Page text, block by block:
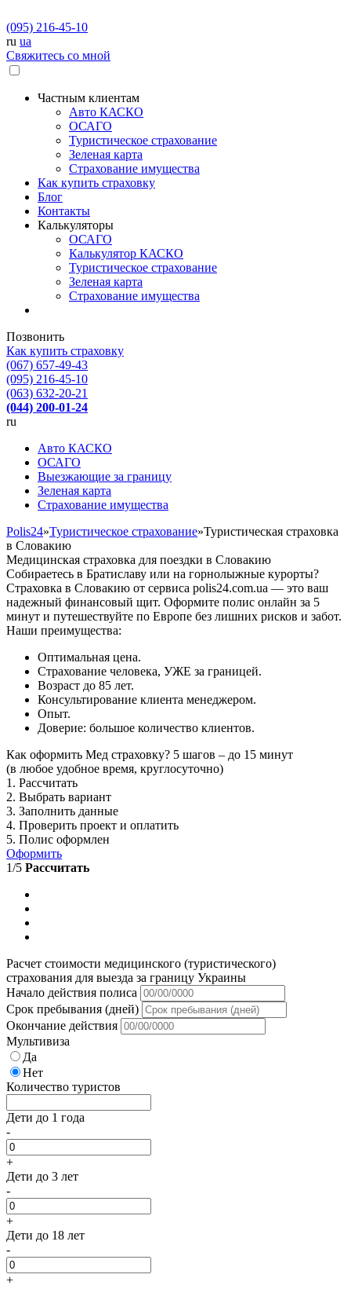
(095) 216-45-10
ru ua
Свяжитесь со мной
Частным клиентам
Авто КАСКО
OСАГО
Туристическое страхование
Зеленая карта
Страхование имущества
Как купить страховку
Блог
Контакты
Калькуляторы
OСАГО
Калькулятор КАСКО
Туристическое страхование
Зеленая карта
Страхование имущества
Позвонить
Как купить страховку
(067) 657-49-43
(095) 216-45-10
(063) 632-20-21
(044) 200-01-24
ru
Авто КАСКО
OСАГО
Выезжающие за границу
Зеленая карта
Страхование имущества
Polis24»Туристическое страхование»Туристическая страховка
в Словакию
Медицинская страховка для поездки в Словакию
Собираетесь в Братиславу или на горнолыжные курорты?
Страховка в Словакию от сервиса polis24.com.ua — это ваш
надежный финансовый щит. Оформите полис онлайн за 5
минут и путешествуйте по Европе без лишних рисков и забот.
Наши преимущества:
Оптимальная цена.
Страхование человека, УЖЕ за границей.
Возраст до 85 лет.
Консультирование клиента менеджером.
Опыт.
Доверие: большое количество клиентов.
Как оформить Мед страховку? 5 шагов – до 15 минут
(в любое удобное время, круглосуточно)
1. Рассчитать
2. Выбрать вариант
3. Заполнить данные
4. Проверить проект и оплатить
5. Полис оформлен
Оформить
1/5 Рассчитать
Расчет стоимости медицинского (туристического)
страхования для выезда за границу Украины
Начало действия полиса
Срок пребывания (дней)
Окончание действия
Мультивиза
Да
Нет
Количество туристов
Дети до 1 года
-
+
Дети до 3 лет
-
+
Дети до 18 лет
-
+